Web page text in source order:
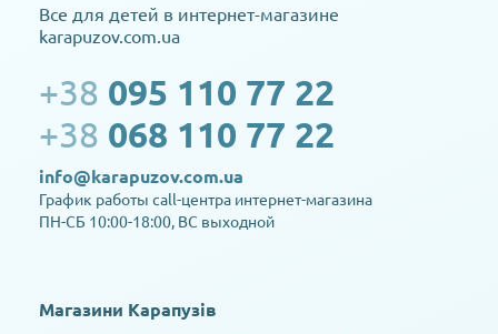
Все для детей в интернет-магазине
karapuzov.com.ua
+38 095 110 77 22
+38 068 110 77 22
info@karapuzov.com.ua
График работы call-центра интернет-магазина
ПН-СБ 10:00-18:00, ВС выходной
Магазини Карапузів